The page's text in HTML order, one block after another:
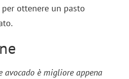
ottenere un pasto
avocado è migliore appena